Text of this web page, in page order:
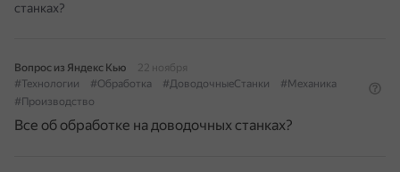
станках?
Вопрос из Яндекс Кью
22 ноября
#Технологии
#Обработка #ДоводочныеСтанки
#Механика
#Производство
Все об обработке на доводочных станках?